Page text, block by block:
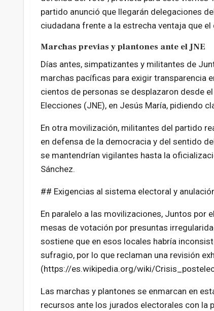
partido anunció que llegarán delegaciones
ciudadana frente a la estrecha ventaja que
Marchas previas y plantones ante el JNE
Días antes, simpatizantes y militantes de
marchas pacíficas para exigir transparencia
cientos de personas se desplazaron desde
Elecciones (JNE), en Jesús María, pidiendo
En otra movilización, militantes del partido
en defensa de la democracia y del sentido
se mantendrían vigilantes hasta la
Sánchez.
## Exigencias al sistema electoral y
En paralelo a las movilizaciones, Juntos por
mesas de votación por presuntas
sostiene que en esos locales habría
sufragio, por lo que reclaman una revisión
(https://es.wikipedia.org/wiki/
Las marchas y plantones se enmarcan en
recursos ante los jurados electorales con la